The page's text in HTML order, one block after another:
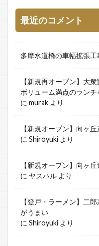
最近のコメント
多摩水道橋の車幅拡張
【新規再オープン】大
ボリューム満点のランチ
に murak より
【新規オープン】向ヶ
に Shiroyuki より
【新規オープン】向ヶ
に ヤスハル より
【登戸・ラーメン】二
がうまい
に Shiroyuki より